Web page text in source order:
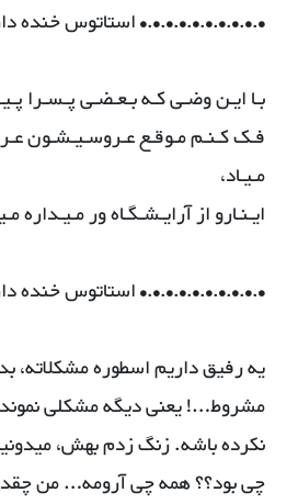
•.•.•.•.•.•.•.•.•.• استاتوس خنده
بـا ایـن وضـی کـه بـعـضـی پـسـرا
فـک کـنـم مـوقـع عـروسـیـشـون
مـیـاد،
ایـنـارو از آرایـشـگـاه ور مـیـداره
•.•.•.•.•.•.•.•.•.• استاتوس خنده
یه رفیق داریم اسطوره مشکلاته،
مشروط…! یعنی دیگه مشکلی
نکرده باشه. زنگ زدم بهش،
چی بود؟؟ همه چی آرومه… من